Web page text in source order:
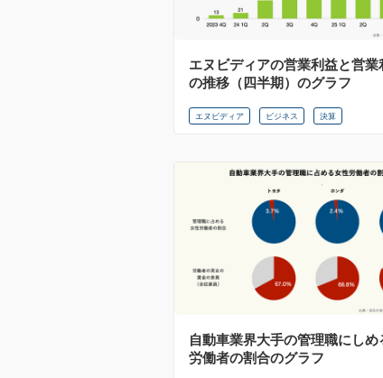
エヌビディアの営業利益と営業
の推移（四半期）のグラフ
エヌビディア ビジネス 決算
自動車業界大手の管理職にしめ
労働者の割合のグラフ